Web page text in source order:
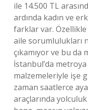
ile 14.500 TL
ardında kadın ve
farklar var. Özellikle
aile sorumlulukları
çıkamıyor ve bu da
İstanbul’da
malzemeleriyle işe
zaman saatlerce
araçlarında